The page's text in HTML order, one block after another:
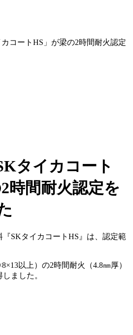
コートHS」が梁の2時間耐火認定
タイカコート
時間耐火認定を
『SKタイカコートHS』は、認定範
以上）の2時間耐火（4.8㎜厚）
ました。